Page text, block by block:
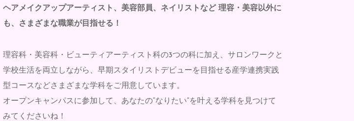
ヘアメイクアップアーティスト、美容部員、ネイリストなど 理容・美容以外に
も、さまざまな職業が目指せる！
理容科・美容科・ビューティアーティスト科の3つの科に加え、サロンワークと
学校生活を両立しながら、早期スタイリストデビューを目指せる産学連携実践
型コースなどさまざまな学科をご用意しています。
オープンキャンパスに参加して、あなたの“なりたい”を叶える学科を見つけて
みてくださいね！